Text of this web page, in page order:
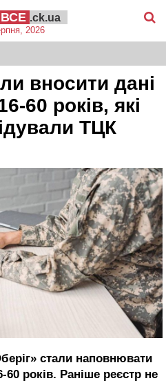
ВСЕ .ck.ua
2026
вносити дані
60 років, які
ТЦК
стали наповнювати
років. Раніше реєстр не